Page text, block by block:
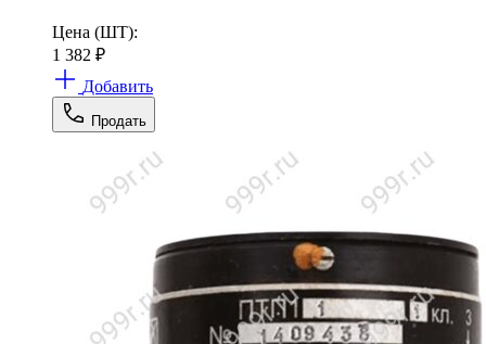
Цена (ШТ):
1 382 ₽
Добавить
Продать